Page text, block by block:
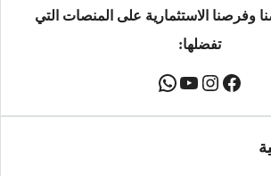
وفرصنا الاستثمارية على المنصات التي
تفضلها: